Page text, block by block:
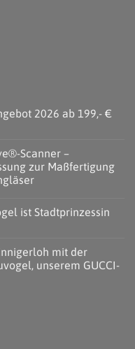
2026 ab 199,- €
Scanner –
zur Maßfertigung
ist Stadtprinzessin
mit der
unserem GUCCI-